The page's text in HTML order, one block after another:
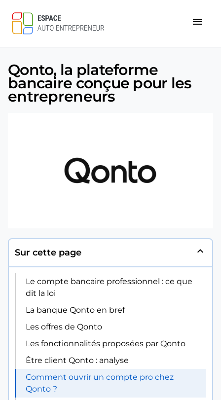
menu
Qonto, la plateforme
bancaire conçue pour les
entrepreneurs
Sur cette page expand_less
Le compte bancaire professionnel : ce que
dit la loi
La banque Qonto en bref
Les offres de Qonto
Les fonctionnalités proposées par Qonto
Être client Qonto : analyse
Comment ouvrir un compte pro chez
Qonto ?